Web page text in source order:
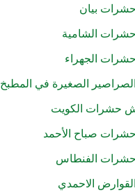
بيان
الشامية
الجهراء
الصغيرة في المطبخ
حشرات الكويت
صباح الأحمد
الفنطاس
الاحمدي